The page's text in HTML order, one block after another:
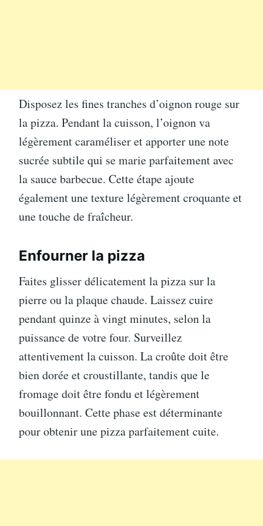
Disposez les fines tranches d’oignon rouge sur
la pizza. Pendant la cuisson, l’oignon va
légèrement caraméliser et apporter une note
sucrée subtile qui se marie parfaitement avec
la sauce barbecue. Cette étape ajoute
également une texture légèrement croquante et
une touche de fraîcheur.
Enfourner la pizza
Faites glisser délicatement la pizza sur la
pierre ou la plaque chaude. Laissez cuire
pendant quinze à vingt minutes, selon la
puissance de votre four. Surveillez
attentivement la cuisson. La croûte doit être
bien dorée et croustillante, tandis que le
fromage doit être fondu et légèrement
bouillonnant. Cette phase est déterminante
pour obtenir une pizza parfaitement cuite.